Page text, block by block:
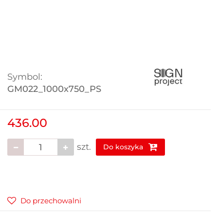
Symbol:
GM022_1000x750_PS
436.00
szt. Do koszyka
Do przechowalni